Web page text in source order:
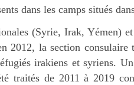
dans les camps situés
(Syrie, Irak, Yémen)
2012, la section consulaire
irakiens et syriens.
traités de 2011 à 2019